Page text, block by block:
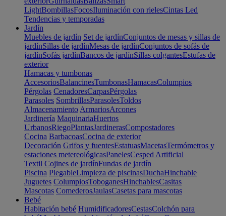
LightBombillasFocosIluminación con rielesCintas Led
Tendencias y temporadas
Jardín
Muebles de jardín Set de jardínConjuntos de mesas y sillas de
jardínSillas de jardínMesas de jardínConjuntos de sofás de
jardínSofás jardínBancos de jardínSillas colgantesEstufas de
exterior
Hamacas y tumbonas
AccesoriosBalancinesTumbonasHamacasColumpios
Pérgolas CenadoresCarpasPérgolas
Parasoles SombrillasParasolesToldos
Almacenamiento ArmariosArcones
Jardinería MaquinariaHuertos
UrbanosRiegoPlantasJardinerasCompostadores
Cocina BarbacoasCocina de exterior
Decoración Grifos y fuentesEstatuasMacetasTermómetros y
estaciones metereológicasPanelesCesped Artificial
Textil Cojines de jardínFundas de jardín
Piscina PlegableLimpieza de piscinasDuchaHinchable
Juguetes ColumpiosToboganesHinchablesCasitas
Mascotas ComederosJaulasCasetas para mascotas
Bebé
Habitación bebé HumidificadoresCestasColchón para